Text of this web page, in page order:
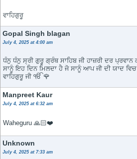
ਵਾਹਿਗੁਰੂ
Gopal Singh blagan
July 4, 2025 at 4:00 am
ਧੰਨੁ ਧੰਨੁ ਸ੍ਰੀ ਗੁਰੂ ਗ੍ਰੰਥ ਸਾਹਿਬ ਜੀ ਹਾਜ਼ਰੀ ਦਰ ਪ੍ਰਵਾਨ
ਸਾਨੂੰ ਇਹ ਦਿਨ ਮਿਲਦਾ ਹੈ ਜੋ ਸਾਨੂੰ ਆਪ ਜੀ ਦੀ ਯਾਦ
ਵਾਹਿਗੁਰੂ ਜੀ ੴ 🌹
Manpreet Kaur
July 4, 2025 at 6:32 am
Waheguru 🙏🏻❤️
Unknown
July 4, 2025 at 7:33 am